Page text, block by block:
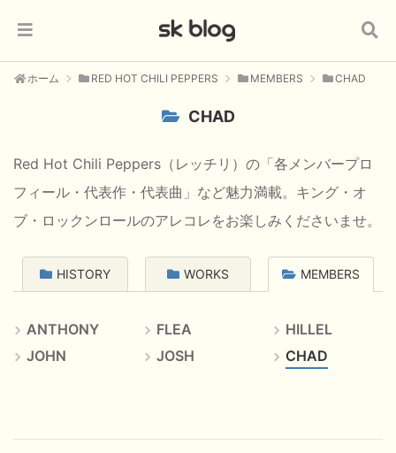
ホーム RED HOT CHILI PEPPERS MEMBERS CHAD
CHAD
Red Hot Chili Peppers（レッチリ）の「各メンバープロ
フィール・代表作・代表曲」など魅力満載。キング・オ
ブ・ロックンロールのアレコレをお楽しみくださいませ。
HISTORY WORKS MEMBERS
ANTHONY FLEA
HILLEL
JOHN
JOSH CHAD